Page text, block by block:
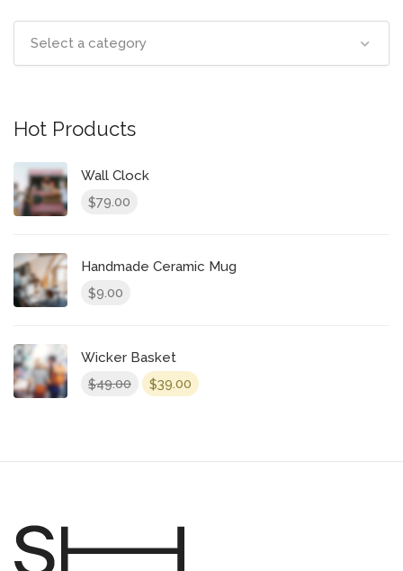
Select a category
Hot Products
Wall Clock
$79.00
Handmade Ceramic Mug
$9.00
Wicker Basket
$49.00 $39.00